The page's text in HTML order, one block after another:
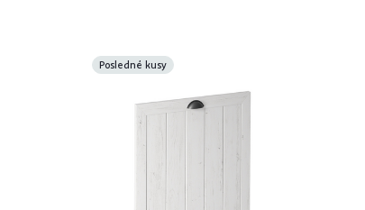
Posledné kusy